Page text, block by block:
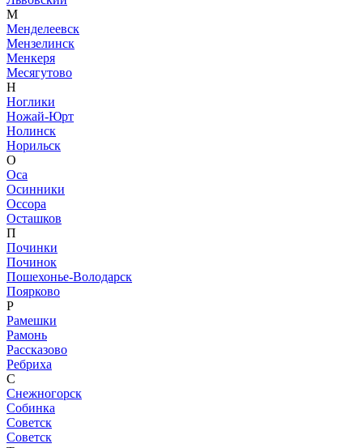
М
Менделеевск
Мензелинск
Менкеря
Месягутово
Н
Ноглики
Ножай-Юрт
Нолинск
Норильск
О
Оса
Осинники
Оссора
Осташков
П
Починки
Починок
Пошехонье-Володарск
Поярково
Р
Рамешки
Рамонь
Рассказово
Ребриха
С
Снежногорск
Собинка
Советск
Советск